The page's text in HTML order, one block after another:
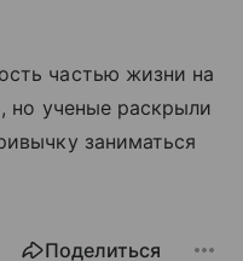
частью жизни на
но ученые раскрыли
заниматься
Поделиться